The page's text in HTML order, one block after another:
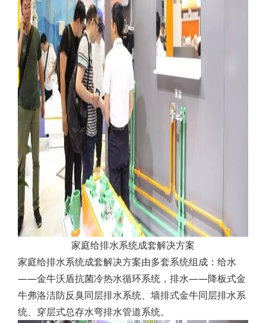
家庭给排水系统成套解决方案
家庭给排水系统成套解决方案由多套系统组成：给水
——金牛沃盾抗菌冷热水循环系统，排水——降板式金
牛弗洛洁防反臭同层排水系统、墙排式金牛同层排水系
统、穿层式总存水弯排水管道系统。